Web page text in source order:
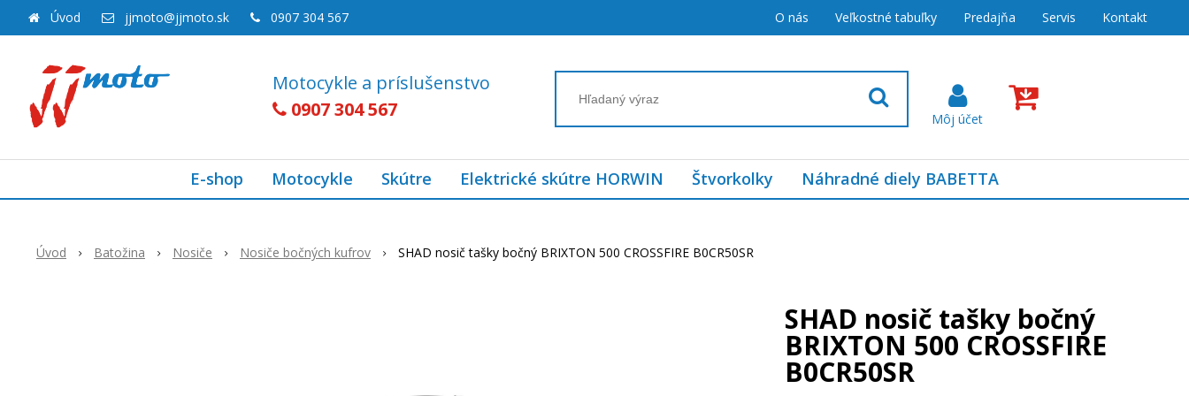
Motocykle a príslušenstvo
0907 304 567
Úvod jjmoto@jjmoto.sk 0907 304 567 O nás Veľkostné tabuľky Predajňa Servis Kontakt
E-shop Motocykle Skútre Elektrické skútre HORWIN Štvorkolky Náhradné diely BABETTA
Úvod Batožina Nosiče Nosiče bočných kufrov SHAD nosič tašky bočný BRIXTON 500 CROSSFIRE B0CR50SR
SHAD nosič tašky bočný
BRIXTON 500 CROSSFIRE
B0CR50SR